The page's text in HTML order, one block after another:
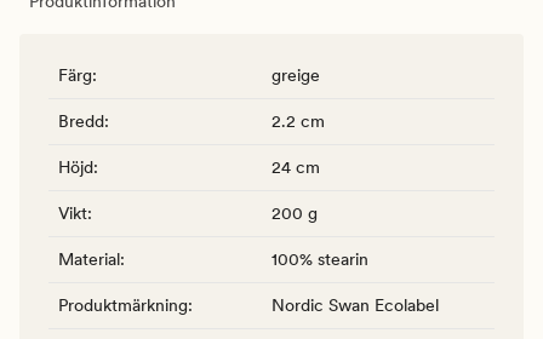
Färg: greige
Bredd: 2.2 cm
Höjd: 24 cm
Vikt: 200 g
Material: 100% stearin
Produktmärkning: Nordic Swan Ecolabel